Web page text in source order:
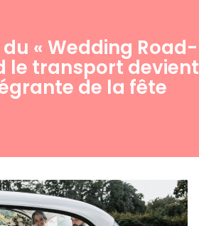
« Wedding Road-
le transport devient
de la fête